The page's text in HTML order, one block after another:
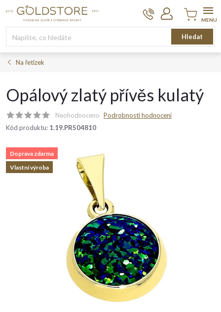
Hledat
Nákupní
košík
Na řetízek
Opálový zlatý přívěs kulatý
Neohodnoceno Podrobnosti hodnocení
Kód produktu: 1.19.PR504810
Doprava zdarma
Vlastní výroba